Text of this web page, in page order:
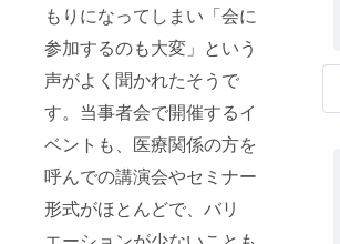
もりになってしまい「会に
参加するのも大変」という
声がよく聞かれたそうで
す。当事者会で開催するイ
ベントも、医療関係の方を
呼んでの講演会やセミナー
形式がほとんどで、バリ